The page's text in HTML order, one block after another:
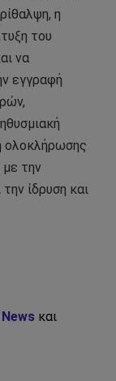
η
του
να
εγγραφή
ολοκλήρωσης
με την
ίδρυση και
και